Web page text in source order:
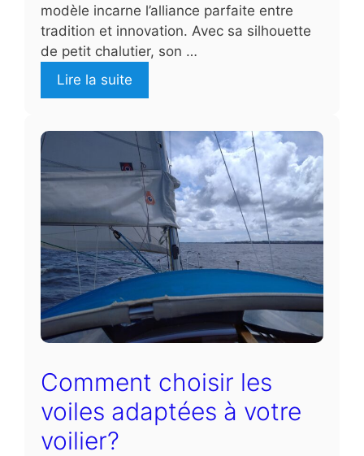
modèle incarne l’alliance parfaite entre
tradition et innovation. Avec sa silhouette
de petit chalutier, son …
Lire la suite
Comment choisir les
voiles adaptées à votre
voilier?